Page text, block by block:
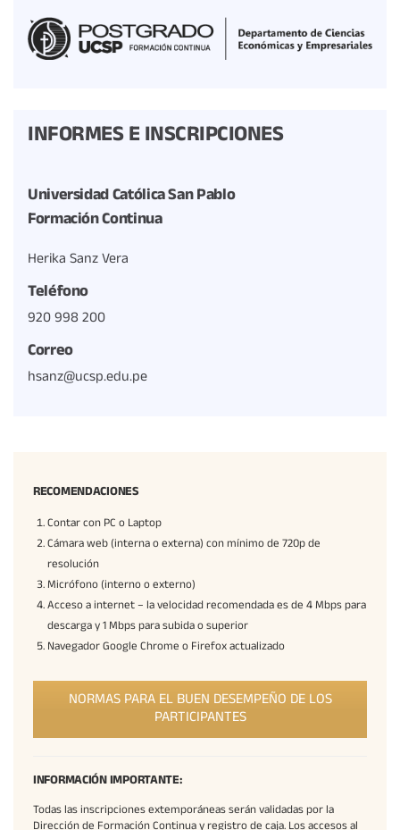
INFORMES E INSCRIPCIONES
Universidad Católica San Pablo
Formación Continua
Herika Sanz Vera
Teléfono
920 998 200
Correo
hsanz@ucsp.edu.pe
RECOMENDACIONES
Contar con PC o Laptop
Cámara web (interna o externa) con mínimo de 720p de
resolución
Micrófono (interno o externo)
Acceso a internet – la velocidad recomendada es de 4 Mbps para
descarga y 1 Mbps para subida o superior
Navegador Google Chrome o Firefox actualizado
NORMAS PARA EL BUEN DESEMPEÑO DE LOS
PARTICIPANTES
INFORMACIÓN IMPORTANTE:
Todas las inscripciones extemporáneas serán validadas por la